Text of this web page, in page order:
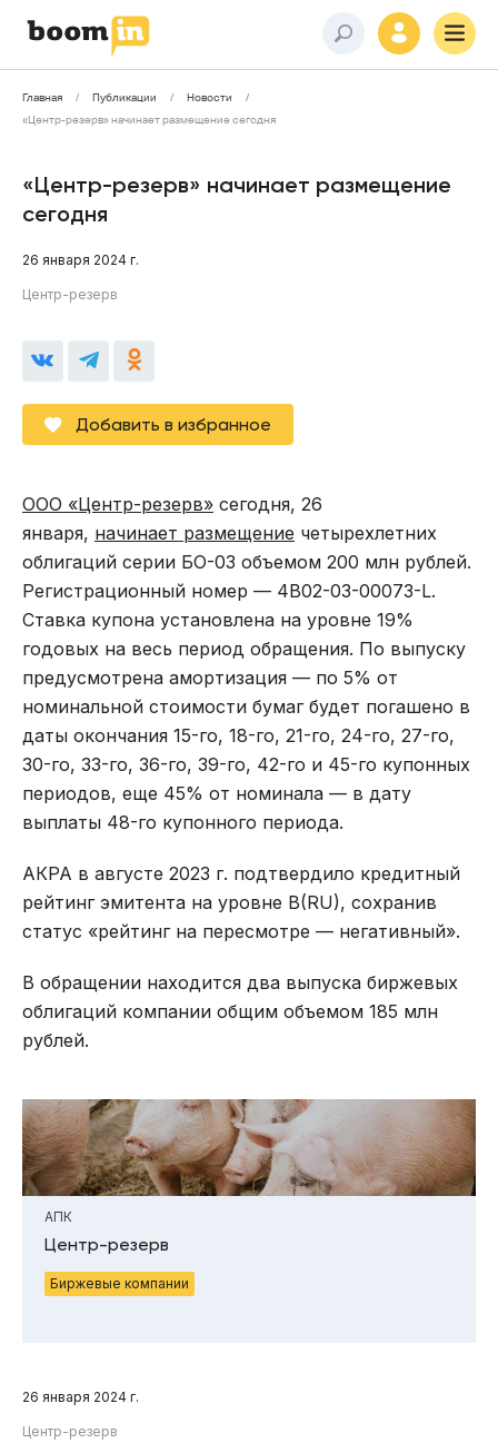
Главная Публикации
Новости
«Центр-резерв» начинает размещение сегодня
«Центр-резерв» начинает размещение
сегодня
26 января 2024 г.
Центр-резерв
Добавить в избранное
ООО «Центр-резерв» сегодня, 26
января, начинает размещение четырехлетних
облигаций серии БО-03 объемом 200 млн рублей.
Регистрационный номер — 4B02-03-00073-L.
Ставка купона установлена на уровне 19%
годовых на весь период обращения. По выпуску
предусмотрена амортизация — по 5% от
номинальной стоимости бумаг будет погашено в
даты окончания 15-го, 18-го, 21-го, 24-го, 27-го,
30-го, 33-го, 36-го, 39-го, 42-го и 45-го купонных
периодов, еще 45% от номинала — в дату
выплаты 48-го купонного периода.
АКРА в августе 2023 г. подтвердило кредитный
рейтинг эмитента на уровне B(RU), сохранив
статус «рейтинг на пересмотре — негативный».
В обращении находится два выпуска биржевых
облигаций компании общим объемом 185 млн
рублей.
АПК
Центр-резерв
Биржевые компании
26 января 2024 г.
Центр-резерв